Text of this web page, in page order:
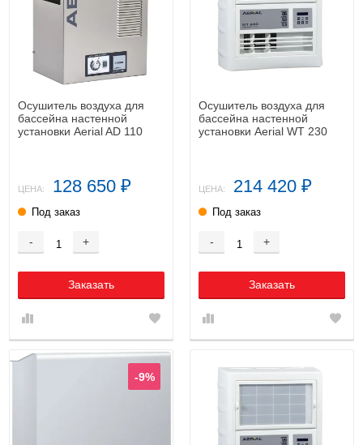
Осушитель воздуха для
бассейна настенной
установки Aerial AD 110
ЦЕНА: 128 650 ₽
Под заказ
- +
Заказать
Осушитель воздуха для
бассейна настенной
установки Aerial WT 230
ЦЕНА: 214 420 ₽
Под заказ
- +
Заказать
-9%